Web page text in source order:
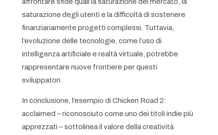
saturazione degli utenti e la difficoltà di sostenere
finanziariamente progetti complessi. Tuttavia,
l’evoluzione delle tecnologie, come l’uso di
intelligenza artificiale e realtà virtuale, potrebbe
rappresentare nuove frontiere per questi
sviluppatori.
In conclusione, l’esempio di Chicken Road 2:
acclaimed – riconosciuto come uno dei titoli indie più
apprezzati – sottolinea il valore della creatività